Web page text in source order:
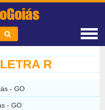
R
- GO
- GO